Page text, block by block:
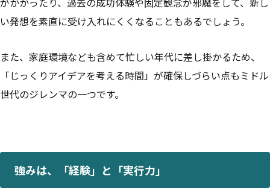
い発想を素直に受け入れにくくなることもあるでしょう。
また、家庭環境なども含めて忙しい年代に差し掛かるため、
「じっくりアイデアを考える時間」が確保しづらい点もミドル
世代のジレンマの一つです。
強みは、「経験」と「実行力」